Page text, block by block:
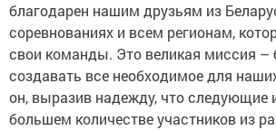
благодарен нашим друзьям из
соревнованиях и всем регионам,
свои команды. Это великая миссия –
создавать все необходимое для
он, выразив надежду, что следующие
большем количестве участников из